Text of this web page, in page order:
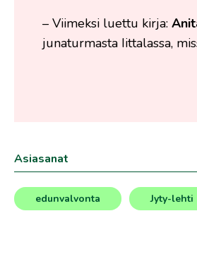
– Viimeksi luettu kirja:
junaturmasta Iittalassa,
Asiasanat
edunvalvonta Jyty-lehti